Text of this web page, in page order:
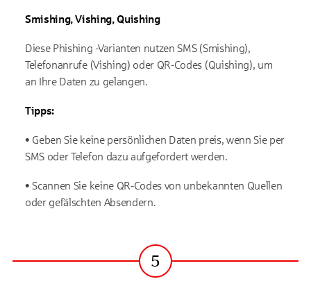
Smishing, Vishing, Quishing
Diese Phishing -Varianten nutzen SMS (Smishing),
Telefonanrufe (Vishing) oder QR-Codes (Quishing), um
an Ihre Daten zu gelangen.
Tipps:
• Geben Sie keine persönlichen Daten preis, wenn Sie per
SMS oder Telefon dazu aufgefordert werden.
• Scannen Sie keine QR-Codes von unbekannten Quellen
oder gefälschten Absendern.
Schritt
5